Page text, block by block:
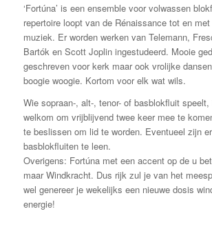
‘Fortúna’ is een ensemble voor volwassen
repertoire loopt van de Rénaissance tot en
muziek. Er worden werken van Telemann,
Bartók en Scott Joplin ingestudeerd. Mooie
geschreven voor kerk maar ook vrolijke
boogie woogie. Kortom voor elk wat wils.
Wie sopraan-, alt-, tenor- of basblokfluit
welkom om vrijblijvend twee keer mee te
te beslissen om lid te worden. Eventueel zijn
basblokfluiten te leen.
Overigens: Fortúna met een accent op de u
maar Windkracht. Dus rijk zul je van het
wel genereer je wekelijks een nieuwe dosis
energie!